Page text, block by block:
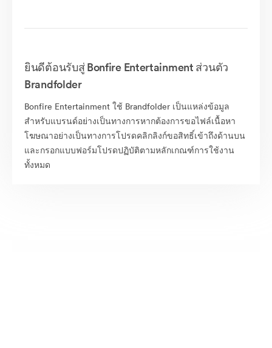
ยินดีต้อนรับสู่ Bonfire Entertainment ส่วนตัว
Brandfolder
Bonfire Entertainment ใช้ Brandfolder เป็นแหล่งข้อมูล
สำหรับแบรนด์อย่างเป็นทางการหากต้องการขอไฟล์เนื้อหา
โฆษณาอย่างเป็นทางการโปรดคลิกลิงก์ขอสิทธิ์เข้าถึงด้านบน
และกรอกแบบฟอร์มโปรดปฏิบัติตามหลักเกณฑ์การใช้งาน
ทั้งหมด